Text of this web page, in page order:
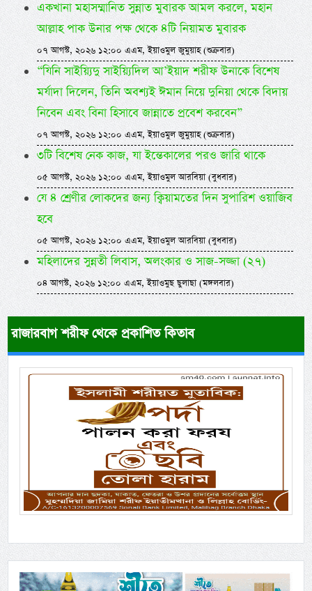
একখানা মহাসম্মানিত সুন্নাত মুবারক আমল করলে, মহান
আল্লাহ পাক উনার পক্ষ থেকে ৪টি নিয়ামত মুবারক
০৭ আগস্ট, ২০২৬ ১২:০০ এএম, ইয়াওমুল জুমুয়াহ (শুক্রবার)
“যিনি সাইয়্যিদু সাইয়্যিদিল আ’ইয়াদ শরীফ উনাকে বিশেষ
মর্যাদা দিলেন, তিনি অবশ্যই ঈমান নিয়ে দুনিয়া থেকে বিদায়
নিবেন এবং বিনা হিসাবে জান্নাতে প্রবেশ করবেন”
০৭ আগস্ট, ২০২৬ ১২:০০ এএম, ইয়াওমুল জুমুয়াহ (শুক্রবার)
৩টি বিশেষ নেক কাজ, যা ইন্তেকালের পরও জারি থাকে
০৫ আগস্ট, ২০২৬ ১২:০০ এএম, ইয়াওমুল আরবিয়া (বুধবার)
যে ৪ শ্রেণীর লোকদের জন্য ক্বিয়ামতের দিন সুপারিশ ওয়াজিব
হবে
০৫ আগস্ট, ২০২৬ ১২:০০ এএম, ইয়াওমুল আরবিয়া (বুধবার)
মহিলাদের সুন্নতী লিবাস, অলংকার ও সাজ-সজ্জা (২৭)
০৪ আগস্ট, ২০২৬ ১২:০০ এএম, ইয়াওমুছ ছুলাছা (মঙ্গলবার)
রাজারবাগ শরীফ থেকে প্রকাশিত কিতাব